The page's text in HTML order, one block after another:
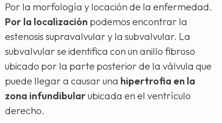
Por la morfología y locación de la enfermedad.
Por la localización podemos encontrar la
estenosis supravalvular y la subvalvular. La
subvalvular se identifica con un anillo fibroso
ubicado por la parte posterior de la válvula que
puede llegar a causar una hipertrofia en la
zona infundibularubicada en el ventrículo
derecho.